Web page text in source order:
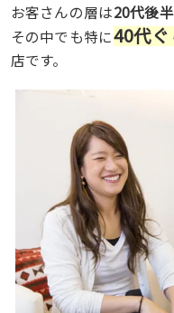
お客さんの層は20代後
その中でも特に40代
店です。